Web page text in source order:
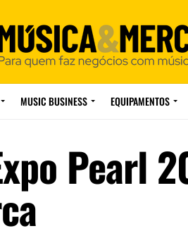
MUSIC BUSINESS EQUIPAMENTOS
Pearl